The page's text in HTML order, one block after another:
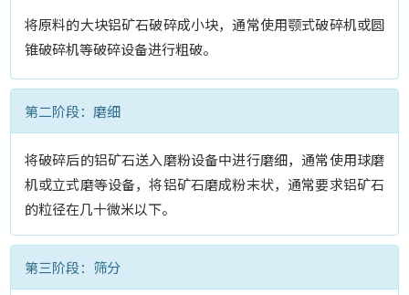
将原料的大块铝矿石破碎成小块，通常使用颚式破碎机或圆
锥破碎机等破碎设备进行粗破。
第二阶段：磨细
将破碎后的铝矿石送入磨粉设备中进行磨细，通常使用球磨
机或立式磨等设备，将铝矿石磨成粉末状，通常要求铝矿石
的粒径在几十微米以下。
第三阶段：筛分